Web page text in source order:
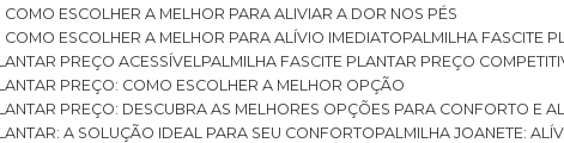
COMO ESCOLHER A MELHOR PARA ALIVIAR A DOR NOS PÉS
COMO ESCOLHER A MELHOR PARA ALÍVIO IMEDIATO
PALMILHA FASCITE
PREÇO ACESSÍVEL PALMILHA FASCITE PLANTAR PREÇO
PREÇO: COMO ESCOLHER A MELHOR OPÇÃO
PREÇO: DESCUBRA AS MELHORES OPÇÕES PARA CONFORTO E
A SOLUÇÃO IDEAL PARA SEU CONFORTO
PALMILHA JOANETE: